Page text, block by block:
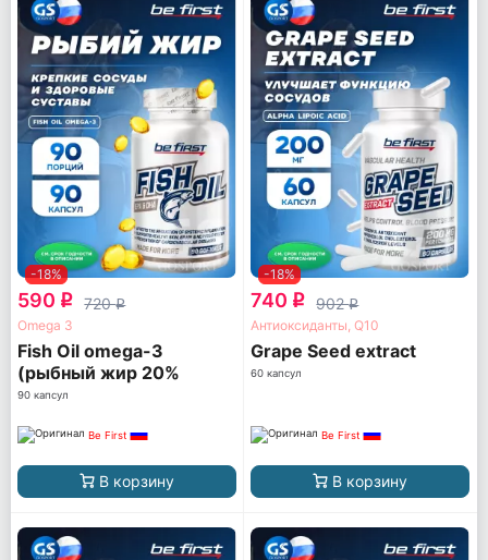
-18%
590 q 720q
Omega 3
Fish Oil omega-3
(рыбный жир 20%
ПНЖК)
90 капсул
Be First
В корзину
-18%
740 q 902q
Антиоксиданты, Q10
Grape Seed extract
60 капсул
Be First
В корзину